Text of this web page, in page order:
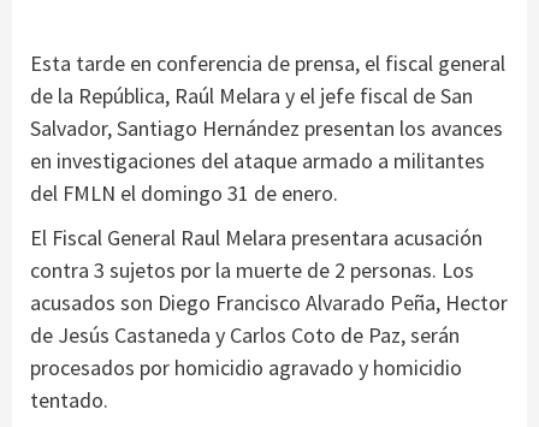
Esta tarde en conferencia de prensa, el fiscal general
de la República, Raúl Melara y el jefe fiscal de San
Salvador, Santiago Hernández presentan los avances
en investigaciones del ataque armado a militantes
del FMLN el domingo 31 de enero.
El Fiscal General Raul Melara presentara acusación
contra 3 sujetos por la muerte de 2 personas. Los
acusados son Diego Francisco Alvarado Peña, Hector
de Jesús Castaneda y Carlos Coto de Paz, serán
procesados por homicidio agravado y homicidio
tentado.